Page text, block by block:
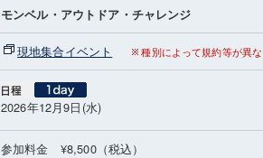
モンベル・アウトドア・チャレンジ
現地集合イベント 種別によって規約等が異
2026年12月9日(水)
参加料金 ¥8,500（税込）